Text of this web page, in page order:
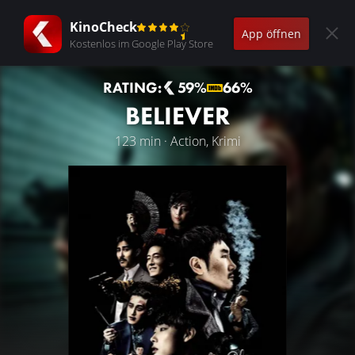
KinoCheck
Kostenlos im Google Play Store
App öffnen
RATING: 59% 66%
BELIEVER
123 min · Action, Krimi